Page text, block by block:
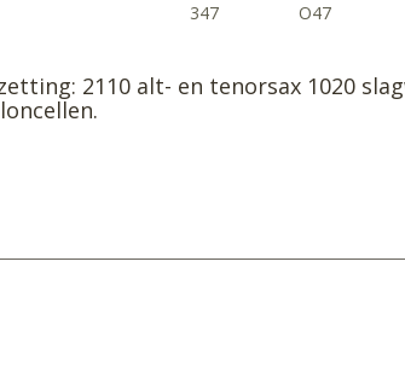
347
O47
2110 alt- en tenorsax 1020